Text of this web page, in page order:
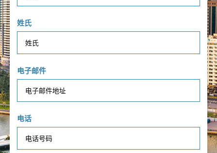
姓氏
电子邮件
电话